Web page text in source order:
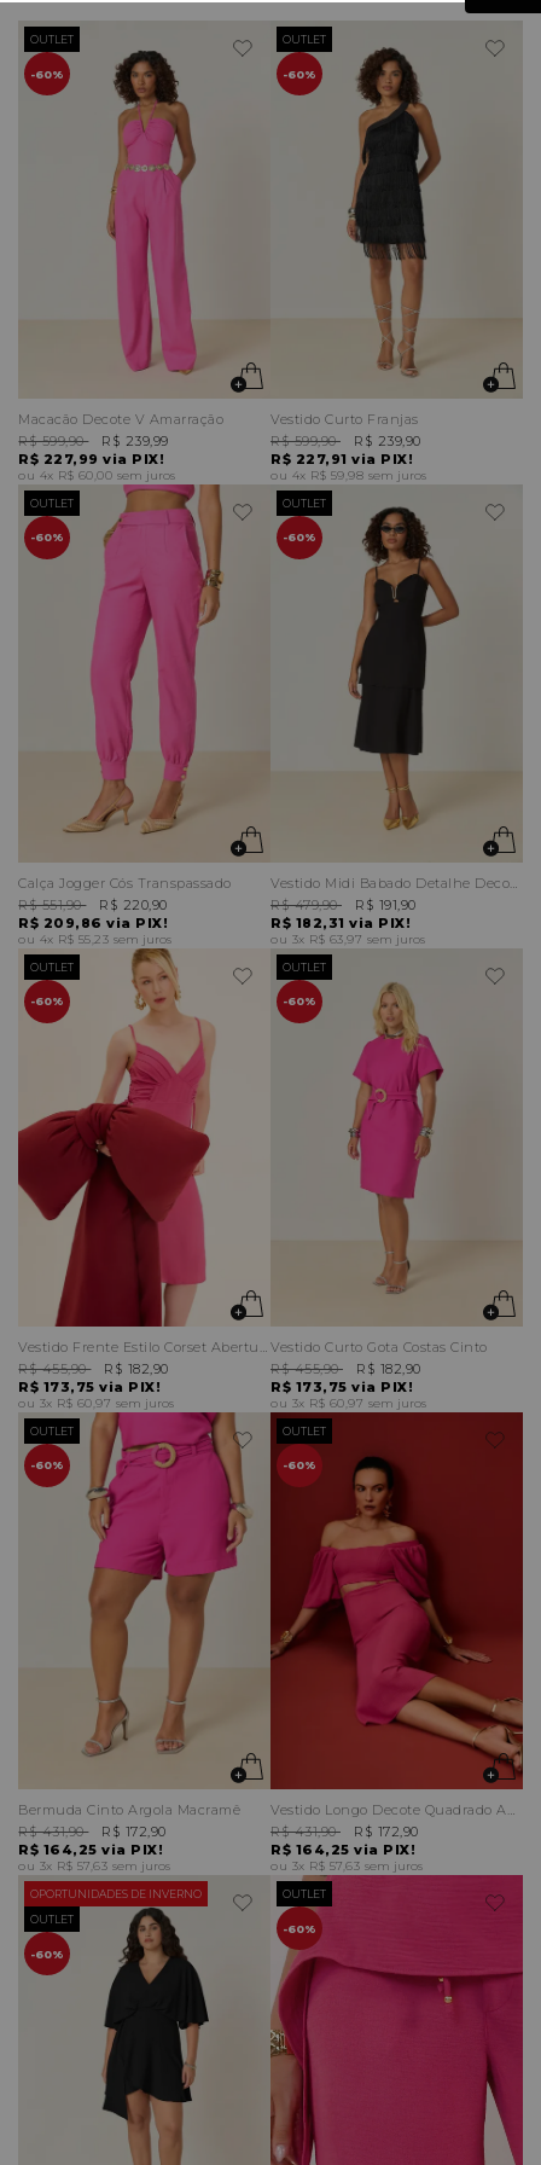
60%
OUTLET
Macacão Decote V Amarração
R$ 227,99 via PIX!
R$ 599,90 R$ 239,99
4x R$ 60,00 sem juros
60%
OUTLET
Vestido Curto Franjas
R$ 227,91 via PIX!
R$ 599,90 R$ 239,90
4x R$ 59,98 sem juros
60%
OUTLET
Calça Jogger Cós Transpassado
R$ 209,86 via PIX!
R$ 551,90 R$ 220,90
4x R$ 55,23 sem juros
60%
OUTLET
R$ 182,31 via PIX!
R$ 479,90 R$ 191,90
3x R$ 63,97 sem juros
60%
OUTLET
R$ 173,75 via PIX!
R$ 455,90 R$ 182,90
3x R$ 60,97 sem juros
60%
OUTLET
Vestido Curto Gota Costas Cinto
R$ 173,75 via PIX!
R$ 455,90 R$ 182,90
3x R$ 60,97 sem juros
60%
OUTLET
Bermuda Cinto Argola Macramê
R$ 164,25 via PIX!
R$ 431,90 R$ 172,90
3x R$ 57,63 sem juros
60%
OUTLET
Vestido Longo Decote Quadrado Abertura Cintura
R$ 164,25 via PIX!
R$ 431,90 R$ 172,90
3x R$ 57,63 sem juros
60%
OUTLET
OPORTUNIDADES DE INVERNO
60%
OUTLET